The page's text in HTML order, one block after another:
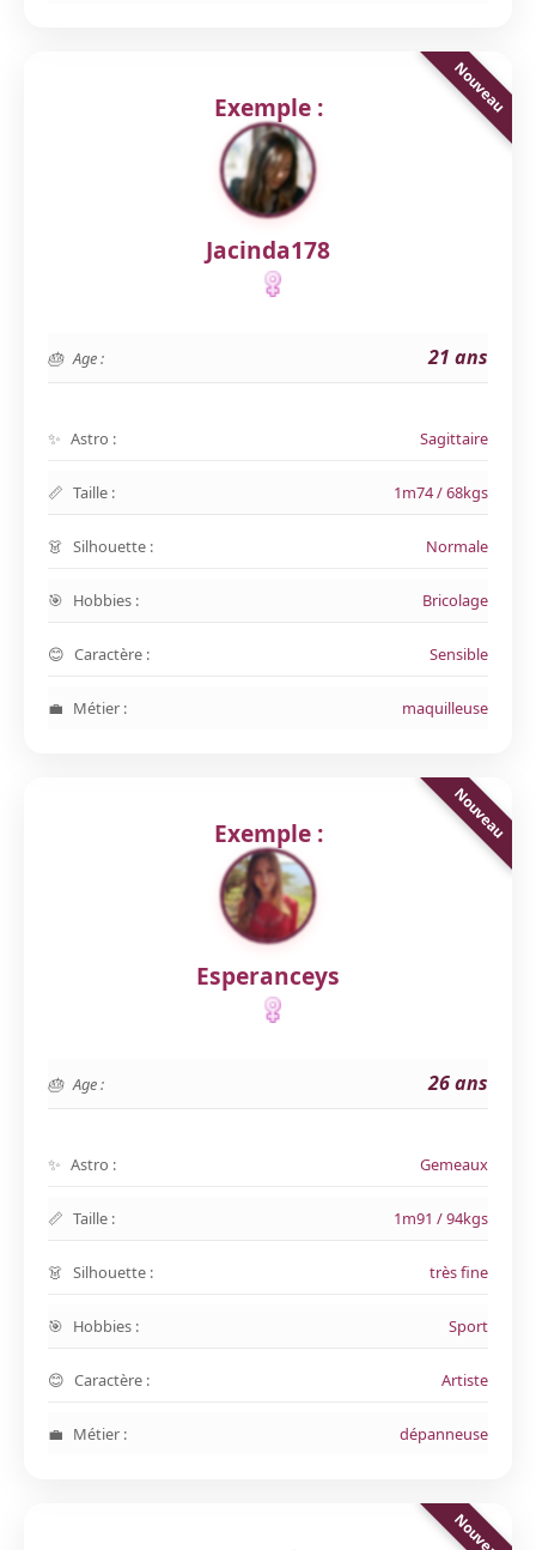
Exemple :
Jacinda178
Age : 21 ans
Astro : Sagittaire
Taille : 1m74 / 68kgs
Silhouette : Normale
Hobbies : Bricolage
Caractère : Sensible
Métier : maquilleuse
Exemple :
Esperanceys
Age : 26 ans
Astro : Gemeaux
Taille : 1m91 / 94kgs
Silhouette : très fine
Hobbies : Sport
Caractère : Artiste
Métier : dépanneuse